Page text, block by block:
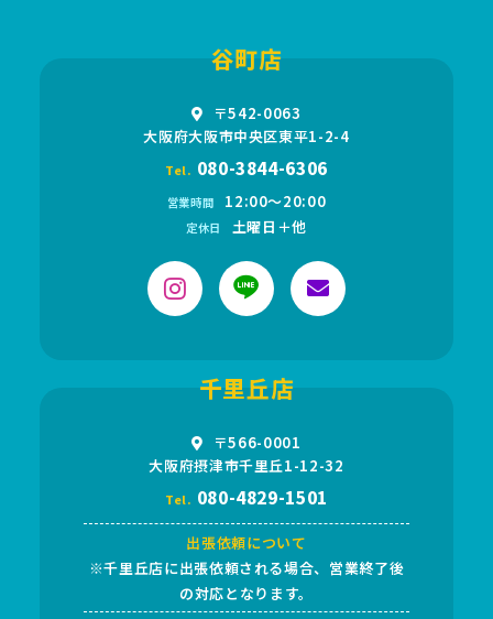
谷町店
〒542-0063
大阪府大阪市中央区東平1-2-4
Tel. 080-3844-6306
営業時間 12:00〜20:00
定休日 土曜日＋他
千里丘店
〒566-0001
大阪府摂津市千里丘1-12-32
Tel. 080-4829-1501
出張依頼について
※千里丘店に出張依頼される場合、営業終了後
の対応となります。